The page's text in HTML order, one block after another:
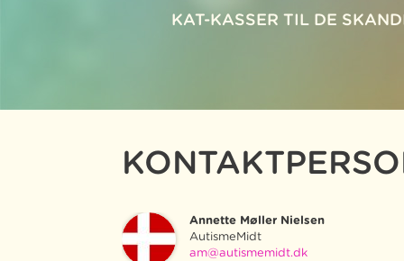
KAT-KASSER TIL DE
Annette Møller Nielsen
AutismeMidt
am@autismemidt.dk